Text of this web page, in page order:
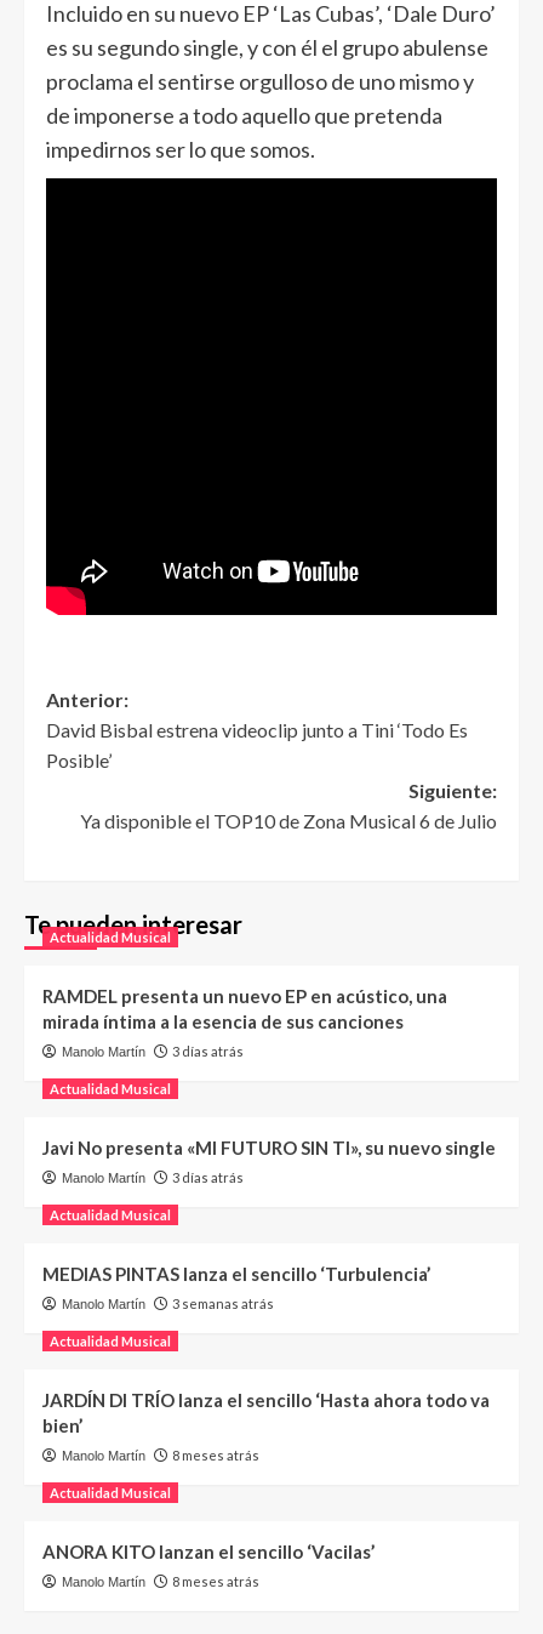
Incluido en su nuevo EP ‘Las Cubas’, ‘Dale Duro’
es su segundo single, y con él el grupo abulense
proclama el sentirse orgulloso de uno mismo y
de imponerse a todo aquello que pretenda
impedirnos ser lo que somos.
Anterior:
David Bisbal estrena videoclip junto a Tini ‘Todo Es
Posible’
Siguiente:
Ya disponible el TOP10 de Zona Musical 6 de Julio
Te pueden interesar
Actualidad Musical
RAMDEL presenta un nuevo EP en acústico, una
mirada íntima a la esencia de sus canciones
Manolo Martín 3 días atrás
Actualidad Musical
Javi No presenta «MI FUTURO SIN TI», su nuevo single
Manolo Martín 3 días atrás
Actualidad Musical
MEDIAS PINTAS lanza el sencillo ‘Turbulencia’
Manolo Martín 3 semanas atrás
Actualidad Musical
JARDÍN DI TRÍO lanza el sencillo ‘Hasta ahora todo va
bien’
Manolo Martín 8 meses atrás
Actualidad Musical
ANORA KITO lanzan el sencillo ‘Vacilas’
Manolo Martín 8 meses atrás